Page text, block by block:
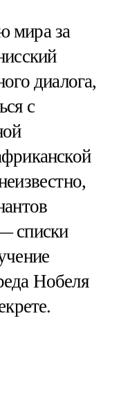
мира за
диалога,
с
списки
Нобеля